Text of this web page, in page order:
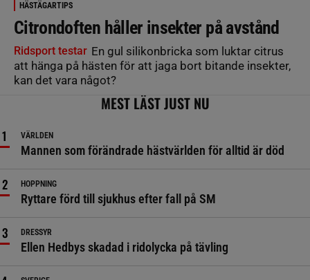
HÄSTÄGARTIPS
Citrondoften håller insekter på avstånd
Ridsport testar En gul silikonbricka som luktar citrus
att hänga på hästen för att jaga bort bitande insekter,
kan det vara något?
MEST LÄST JUST NU
VÄRLDEN
Mannen som förändrade hästvärlden för alltid är död
HOPPNING
Ryttare förd till sjukhus efter fall på SM
DRESSYR
Ellen Hedbys skadad i ridolycka på tävling